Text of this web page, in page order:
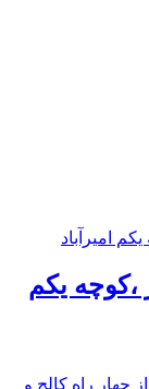
،کوچه یکم